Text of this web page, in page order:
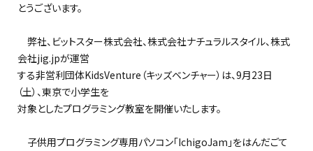
とうございます。
弊社、ビットスター株式会社、株式会社ナチュラルスタイル、株式
会社jig.jpが運営
する非営利団体KidsVenture（キッズベンチャー）は、9月23日
（土）、東京で小学生を
対象としたプログラミング教室を開催いたします。
子供用プログラミング専用パソコン「IchigoJam」をはんだごて